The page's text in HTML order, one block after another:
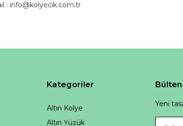
: info@kolyecik.com.tr
Kategoriler
Altın Kolye
Altın Yüzük
Bülten
Yeni